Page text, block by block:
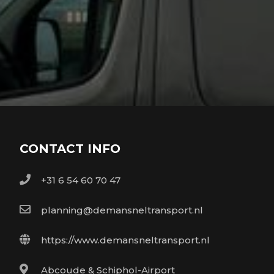
CONTACT INFO
+31 6 54 60 70 47
planning@demansneltransport.nl
https://www.demansneltransport.nl
Abcoude & Schiphol-Airport